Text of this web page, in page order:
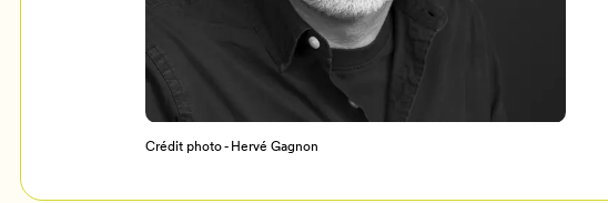
Programmation
Crédit photo - Hervé Gagnon